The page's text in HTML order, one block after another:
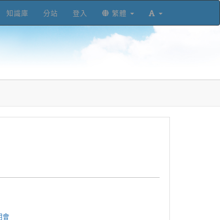
知識庫 分站 登入 繁體
會